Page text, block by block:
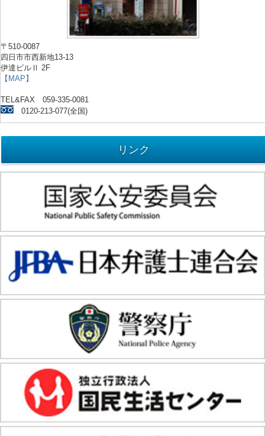
〒510-0087
四日市市西新地13-13
伊達ビルⅡ 2F
【MAP】
TEL&FAX 059-335-0081
0120-213-077(全国)
リンク